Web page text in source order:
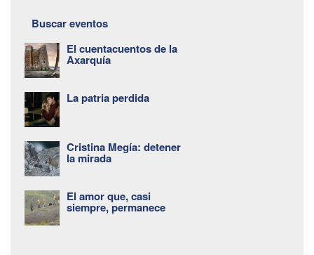
Buscar eventos
El cuentacuentos de la
Axarquía
La patria perdida
Cristina Megía: detener
la mirada
El amor que, casi
siempre, permanece